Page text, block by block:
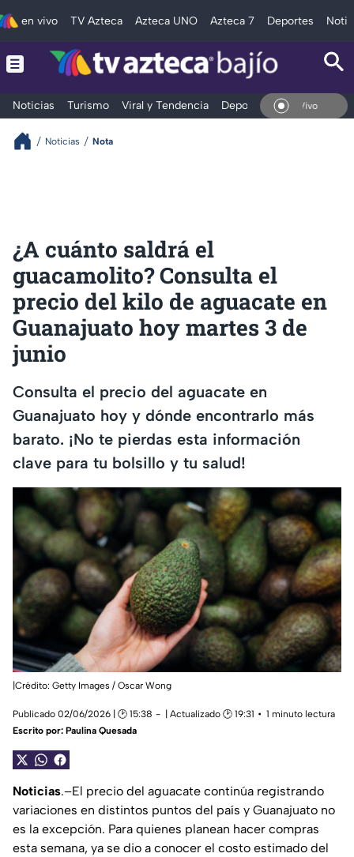
en vivo TV Azteca Azteca UNO Azteca 7 Deportes
Noticias Turismo Viral y Tendencia Deportes Espectáculos
En Vivo
Noticias Nota
¿A cuánto saldrá el
guacamolito? Consulta el
precio del kilo de aguacate en
Guanajuato hoy martes 3 de
junio
Consulta el precio del aguacate en
Guanajuato hoy y dónde encontrarlo más
barato. ¡No te pierdas esta información
clave para tu bolsillo y tu salud!
|Crédito: Getty Images / Oscar Wong
Publicado 02/06/2026 | 🕑 15:38 | Actualizado 🕑 19:31
1 minuto lectura
Escrito por: Paulina Quesada
Noticias.–El precio del aguacate continúa registrando
variaciones en distintos puntos del país y Guanajuato no
es la excepción. Para quienes planean hacer compras
esta semana, ya se dio a conocer el costo estimado del